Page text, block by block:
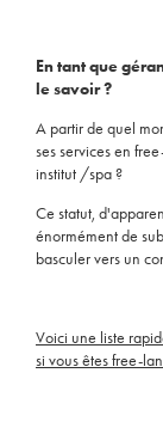
En tant que
le savoir ?
A partir de quel
ses services en
institut /spa ?
Ce statut,
énormément de
basculer vers un
Voici une liste
si vous êtes free-